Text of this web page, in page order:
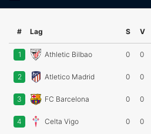
# Lag S V
1 Athletic Bilbao 0 0
2 Atletico Madrid 0 0
3 FC Barcelona 0 0
4 Celta Vigo 0 0